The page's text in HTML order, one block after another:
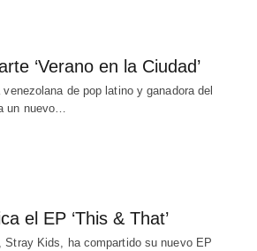
‘Verano en la Ciudad’
de pop latino y ganadora del
un nuevo…
el EP ‘This & That’
Stray Kids, ha compartido su nuevo EP